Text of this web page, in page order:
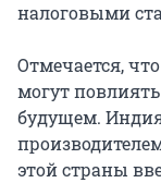
налоговыми
Отмечается,
могут
будущем.
этой страны